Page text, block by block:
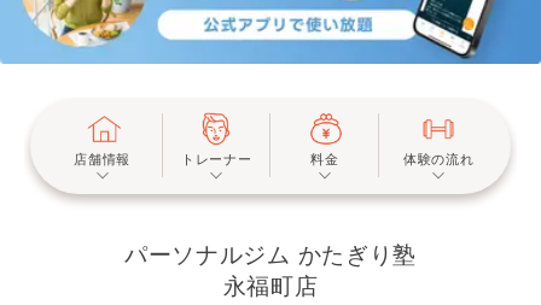
店舗情報 トレーナー 料金 体験の流れ
パーソナルジム かたぎり塾
永福町店